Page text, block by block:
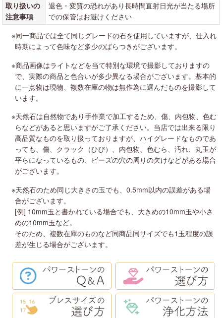
取り扱いの
注意事項
退色・変質の恐れがあり長時間直射日光が当たる場所
での保管はお避けください
※同一商品では全て同じグレードの石を使用していますが、仕入れ
時期によって色味など多少のばらつきがございます。
※商品画像はライトなどを当て特別な環境で撮影しておりますの
で、実際の商品と色合いが多少異なる場合がございます。基本的
に一点物は現物、複数在庫の物は無作為に選んだものを撮影して
います。
※天然石は自然物であり手作業で加工するため、傷、内包物、色む
らなどがあると思いますがご了承ください。当店では出来る限り
高品質なものを取り扱っておりますが、ハイグレードなものであ
っても、傷、クラック（ひび）、内包物、色むら、汚れ、丸玉が
平らになっているもの、ビーズの穴の周りの欠けなどがある場合
がございます。
※天然石のため同じ大きさの玉でも、0.5mm以内の誤差がある場
合がございます。
[例] 10mm玉と書かれている場合でも、大きめの10mm玉や小さ
めの10mm玉など。
そのため、複数在庫のものなど同商品同サイズでも1玉程度の誤
差が生じる場合がございます。